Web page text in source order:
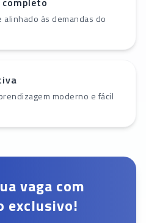
alinhado às demandas do
moderno e fácil
vaga com
exclusivo!